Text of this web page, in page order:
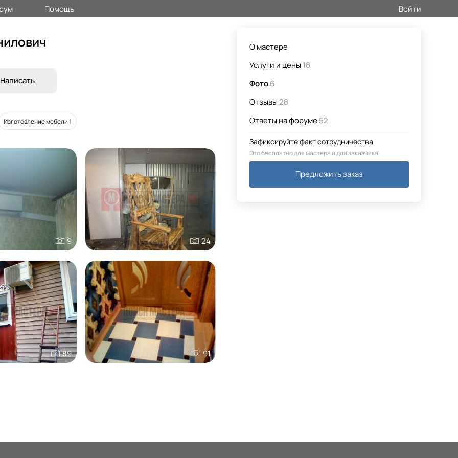
Помощь Войти
О мастере
Услуги и цены 18
Фото6
Отзывы28
Ответы на форуме52
Зафиксируйте факт сотрудничества
Это бесплатно для мастера и для заказчика
Предложить заказ
Написать
Изготовление мебели1
9 24
89 91